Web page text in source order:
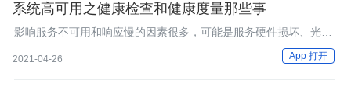
系统高可用之健康检查和健康度量那些事
影响服务不可用和响应慢的因素很多，可能是服务硬件损坏、光纤
被挖断，可能是请求量过大导致数据库CPU负载、磁盘IO过高等
等，要保证系统高可用，就要消除单节点故障，如何“发现问题节
2021-04-26 App 打开